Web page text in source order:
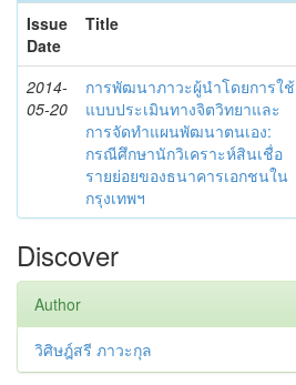
Issue
Date
Title
2014-
05-20
การพัฒนาภาวะผู้นำโดยการใช้
แบบประเมินทางจิตวิทยาและ
การจัดทำแผนพัฒนาตนเอง:
กรณีศึกษานักวิเคราะห์สินเชื่อ
รายย่อยของธนาคารเอกชนใน
กรุงเทพฯ
Discover
Author
วิศิษฎ์สรี ภาวะกุล